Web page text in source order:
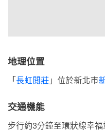
地理位置
「長虹閲莊 」位於新北市
交通機能
步行約3分鐘至環狀線幸